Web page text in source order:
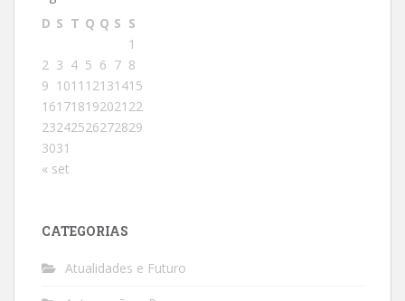
D S T Q Q S S
1
2 3 4 5 6 7 8
9 1011 12131415
161718192021 22
23242526272829
3031
« set
CATEGORIAS
Atualidades e Futuro